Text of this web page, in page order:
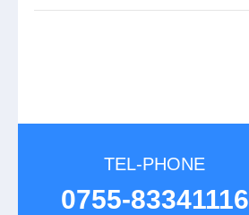
TEL-PHONE
0755-83341116